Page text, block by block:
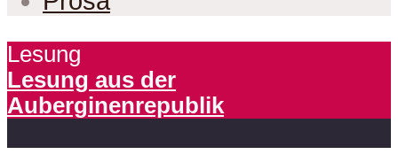
Lesung
Lesung aus der
Auberginenrepublik